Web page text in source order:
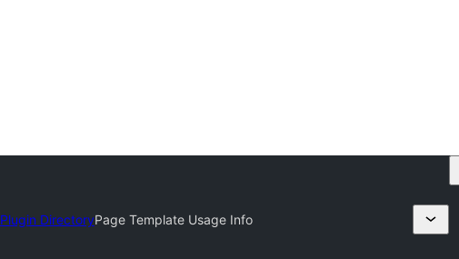
Plugin DirectoryPage Template Usage Info